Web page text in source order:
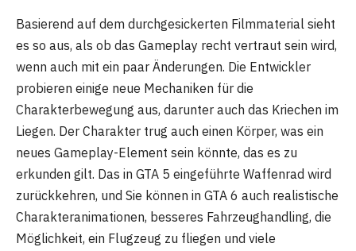
Basierend auf dem durchgesickerten Filmmaterial sieht
es so aus, als ob das Gameplay recht vertraut sein wird,
wenn auch mit ein paar Änderungen. Die Entwickler
probieren einige neue Mechaniken für die
Charakterbewegung aus, darunter auch das Kriechen im
Liegen. Der Charakter trug auch einen Körper, was ein
neues Gameplay-Element sein könnte, das es zu
erkunden gilt. Das in GTA 5 eingeführte Waffenrad wird
zurückkehren, und Sie können in GTA 6 auch realistische
Charakteranimationen, besseres Fahrzeughandling, die
Möglichkeit, ein Flugzeug zu fliegen und viele